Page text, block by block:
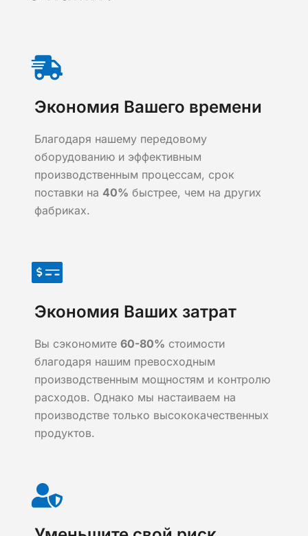
Экономия Вашего времени
Благодаря нашему передовому
оборудованию и эффективным
производственным процессам, срок
поставки на 40% быстрее, чем на других
фабриках.
Экономия Ваших затрат
Вы сэкономите 60-80% стоимости
благодаря нашим превосходным
производственным мощностям и контролю
расходов. Однако мы настаиваем на
производстве только высококачественных
продуктов.